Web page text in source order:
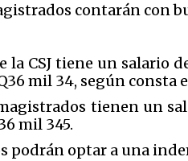
contarán con
la CSJ tiene un salario
mil 34, según
tienen un
mil 345.
podrán optar a una